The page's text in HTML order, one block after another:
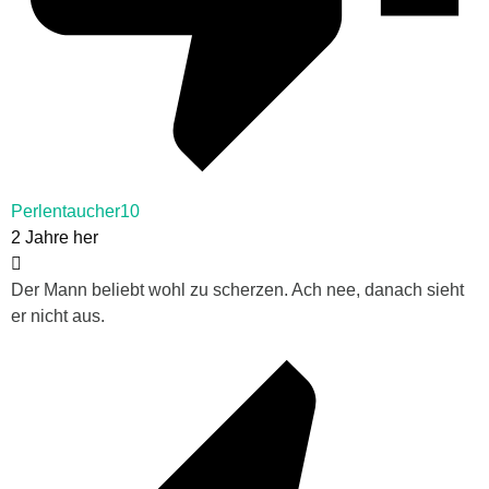
Perlentaucher10
2 Jahre her
Der Mann beliebt wohl zu scherzen. Ach nee, danach sieht
er nicht aus.